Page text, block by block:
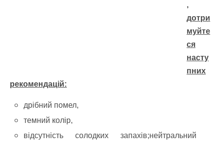
,
дотри
муйте
ся
насту
пних
рекомендацій:
дрібний помел,
темний колір,
відсутність солодких запахів;нейтральний